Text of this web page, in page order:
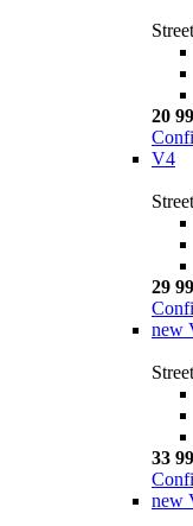
20
V4
29
new
33
new